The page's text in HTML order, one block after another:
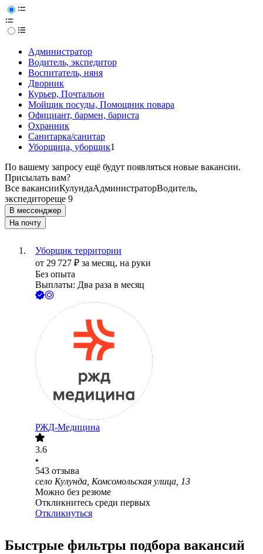
Администратор
Водитель, экспедитор
Воспитатель, няня
Дворник
Курьер, Почтальон
Мойщик посуды, Помощник повара
Официант, бармен, бариста
Охранник
Санитарка/санитар
Уборщица, уборщик1
По вашему запросу ещё будут появляться новые вакансии.
Присылать вам?
Все вакансииКулундаАдминистраторВодитель,
экспедитореще 9
В мессенджер
На почту
Уборщик территории
от 29 727 ₽ за месяц, на руки
Без опыта
Выплаты: Два раза в месяц
РЖД-Медицина
3.6
•
543 отзыва
село Кулунда, Комсомольская улица, 13
Можно без резюме
Откликнитесь среди первых
Откликнуться
Быстрые фильтры подбора вакансий